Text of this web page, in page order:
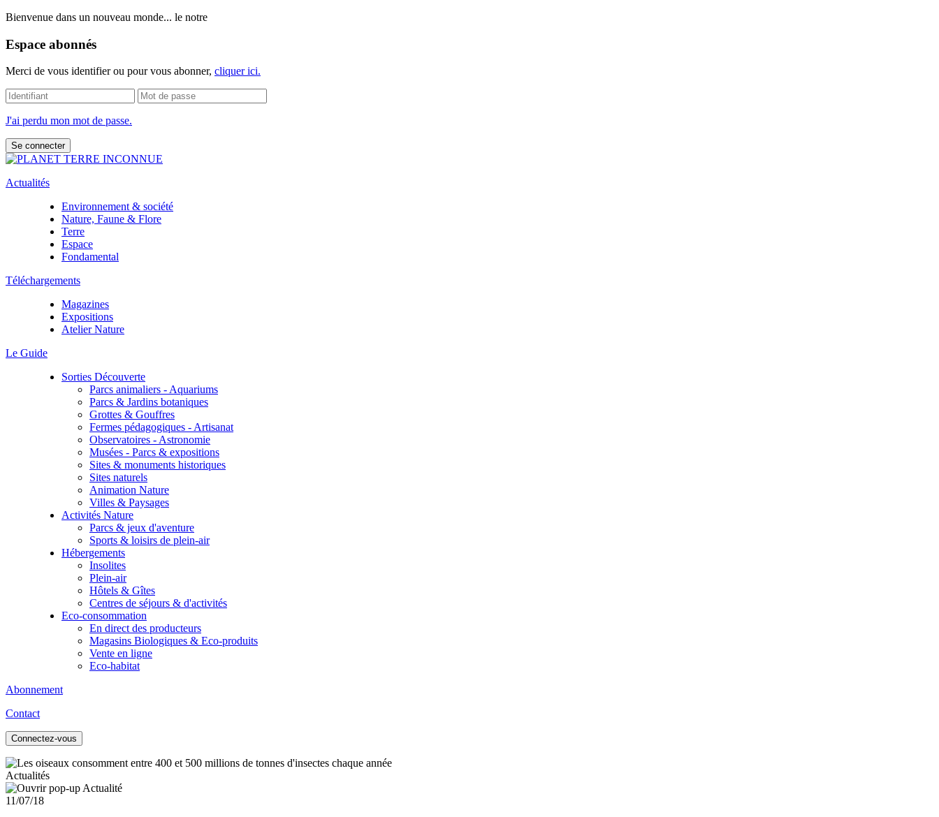
Bienvenue dans un nouveau monde... le notre
Espace abonnés
Merci de vous identifier ou pour vous abonner, cliquer ici.
J'ai perdu mon mot de passe.
Actualités
Environnement & société
Nature, Faune & Flore
Terre
Espace
Fondamental
Téléchargements
Magazines
Expositions
Atelier Nature
Le Guide
Sorties Découverte
Parcs animaliers - Aquariums
Parcs & Jardins botaniques
Grottes & Gouffres
Fermes pédagogiques - Artisanat
Observatoires - Astronomie
Musées - Parcs & expositions
Sites & monuments historiques
Sites naturels
Animation Nature
Villes & Paysages
Activités Nature
Parcs & jeux d'aventure
Sports & loisirs de plein-air
Hébergements
Insolites
Plein-air
Hôtels & Gîtes
Centres de séjours & d'activités
Eco-consommation
En direct des producteurs
Magasins Biologiques & Eco-produits
Vente en ligne
Eco-habitat
Abonnement
Contact
Connectez-vous
Actualités
11/07/18